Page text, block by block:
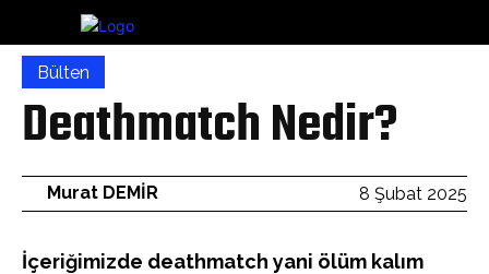
Bülten
Deathmatch Nedir?
8 Şubat 2025
Murat DEMİR
İçeriğimizde deathmatch yani ölüm kalım